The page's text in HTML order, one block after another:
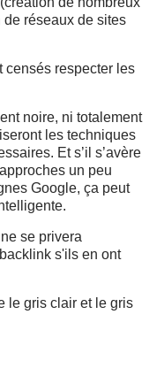
de réseaux de sites
censés respecter les
noire, ni totalement
les techniques
Et s’il s’avère
un peu
Google, ça peut
se privera
s'ils en ont
le gris clair et le gris